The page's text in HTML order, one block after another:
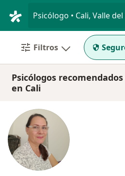
Psicólogo • Cali, Valle del
Filtros
Psicólogos recomendados
en Cali